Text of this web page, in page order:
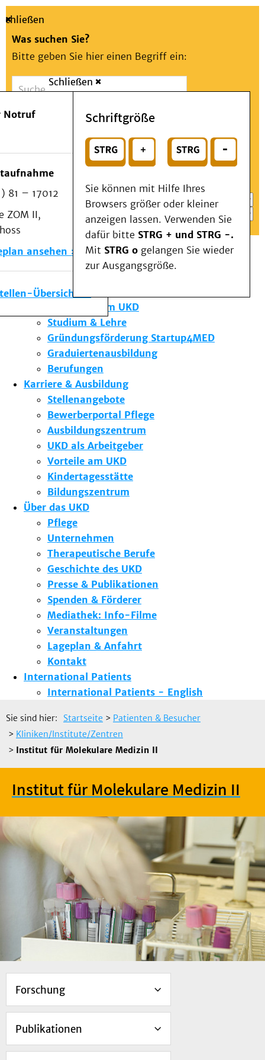
Suche
Schließen
Was suchen Sie?
Bitte geben Sie hier einen Begriff ein:
Suchen
oder
Wählen Sie ein Thema für Ihren Schnelleinstieg
Notfall
Schließen
Notruf
81 – 17012
ZOM II,
ansehen
Übersicht
Schriftgröße
Sie können mit Hilfe Ihres
Browsers größer oder kleiner
anzeigen lassen. Verwenden Sie
dafür bitte STRG + und STRG -.
Mit STRG o gelangen Sie wieder
zur Ausgangsgröße.
Menü
Patienten & Besucher
Kliniken/Institute/Zentren
Als Patient am UKD
Beratung und Unterstützung
Veranstaltungen
Kommunikation im Medizinwesen (KIM)
Notfall
Forschung & Lehre
Die Institute des UKD
Forschung am UKD
Studium & Lehre
Gründungsförderung Startup4MED
Graduiertenausbildung
Berufungen
Karriere & Ausbildung
Stellenangebote
Bewerberportal Pflege
Ausbildungszentrum
UKD als Arbeitgeber
Vorteile am UKD
Kindertagesstätte
Bildungszentrum
Über das UKD
Pflege
Unternehmen
Therapeutische Berufe
Geschichte des UKD
Presse & Publikationen
Spenden & Förderer
Mediathek: Info-Filme
Veranstaltungen
Lageplan & Anfahrt
Kontakt
International Patients
International Patients - English
Sie sind hier: Startseite > Patienten & Besucher
> Kliniken/Institute/Zentren
> Institut für Molekulare Medizin II
Institut für Molekulare Medizin II
Forschung
Publikationen